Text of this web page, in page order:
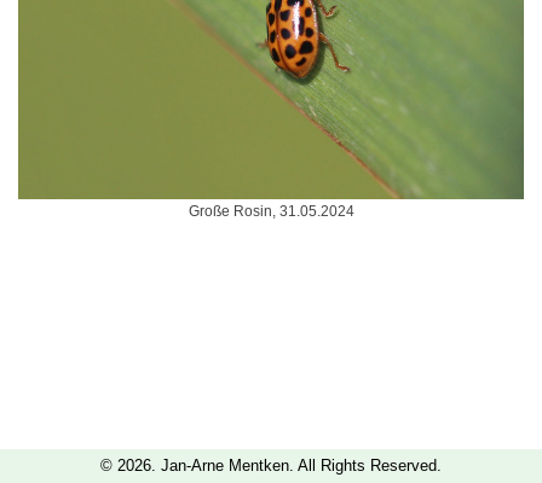
Große Rosin, 31.05.2024
© 2026. Jan-Arne Mentken. All Rights Reserved.